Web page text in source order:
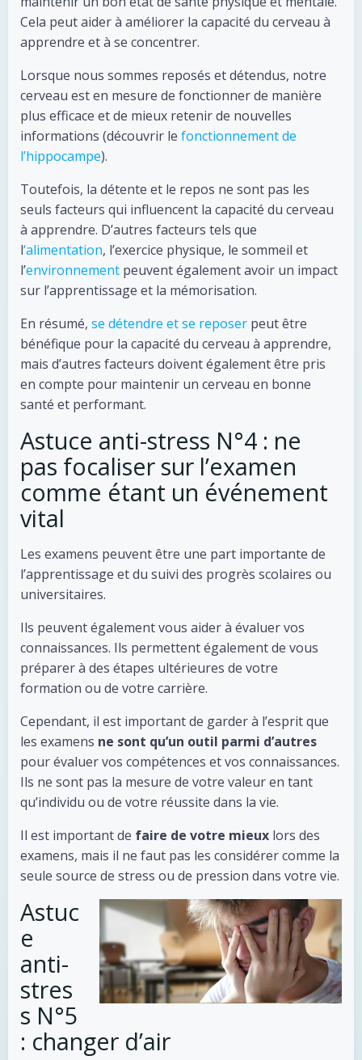
Cela peut aider à améliorer la capacité du cerveau à
apprendre et à se concentrer.
Lorsque nous sommes reposés et détendus, notre
cerveau est en mesure de fonctionner de manière
plus efficace et de mieux retenir de nouvelles
informations (découvrir le fonctionnement de
l’hippocampe).
Toutefois, la détente et le repos ne sont pas les
seuls facteurs qui influencent la capacité du cerveau
à apprendre. D’autres facteurs tels que
l‘alimentation, l’exercice physique, le sommeil et
l’environnement peuvent également avoir un impact
sur l’apprentissage et la mémorisation.
En résumé, se détendre et se reposer peut être
bénéfique pour la capacité du cerveau à apprendre,
mais d’autres facteurs doivent également être pris
en compte pour maintenir un cerveau en bonne
santé et performant.
Astuce anti-stress N°4 : ne
pas focaliser sur l’examen
comme étant un événement
vital
Les examens peuvent être une part importante de
l’apprentissage et du suivi des progrès scolaires ou
universitaires.
Ils peuvent également vous aider à évaluer vos
connaissances. Ils permettent également de vous
préparer à des étapes ultérieures de votre
formation ou de votre carrière.
Cependant, il est important de garder à l’esprit que
les examens ne sont qu’un outil parmi d’autres
pour évaluer vos compétences et vos connaissances.
Ils ne sont pas la mesure de votre valeur en tant
qu’individu ou de votre réussite dans la vie.
Il est important de faire de votre mieux lors des
examens, mais il ne faut pas les considérer comme la
seule source de stress ou de pression dans votre vie.
Astuc
e
anti-
stres
s N°5
: changer d’air